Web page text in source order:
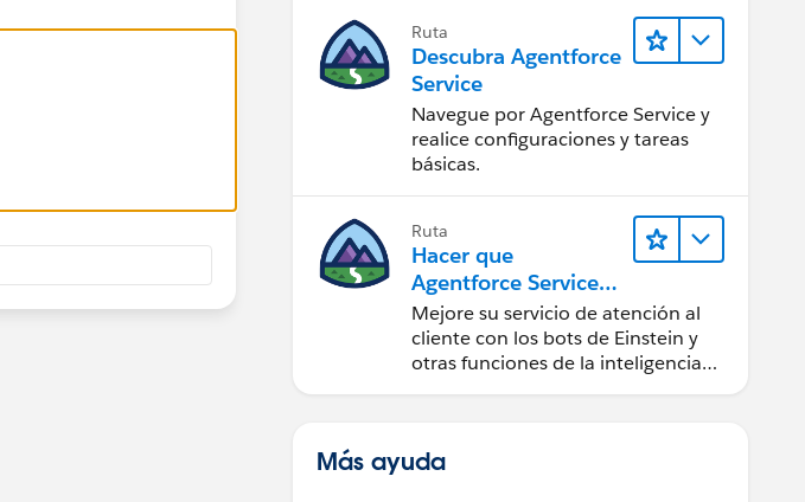
Ruta
Descubra Agentforce
Service
Navegue por Agentforce Service y
realice configuraciones y tareas
básicas.
Ruta
Hacer que
Agentforce Service
sea más inteligente
Mejore su servicio de atención al
cliente con los bots de Einstein y
otras funciones de la inteligencia
Más ayuda